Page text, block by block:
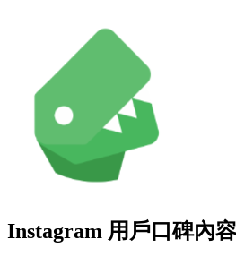
Instagram 用戶口碑內